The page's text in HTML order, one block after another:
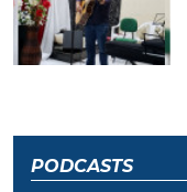
PODCASTS